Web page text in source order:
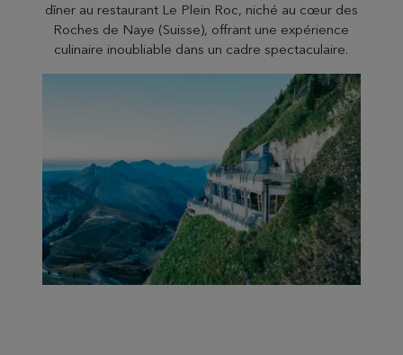
dîner au restaurant Le Plein Roc, niché au cœur des
Roches de Naye (Suisse), offrant une expérience
culinaire inoubliable dans un cadre spectaculaire.